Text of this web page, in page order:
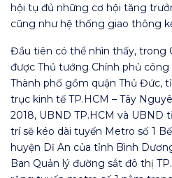
hội tụ đủ những cơ hội tăng
cũng như hệ thống giao thông
Đầu tiên có thể nhìn thấy, trong
được Thủ tướng Chính phủ
Thành phố gồm quận Thủ Đức,
trục kinh tế TP.HCM – Tây
2018, UBND TP.HCM và
trí sẽ kéo dài tuyến Metro số 1
huyện Dĩ An của tỉnh Bình
Ban Quản lý đường sắt đô thị